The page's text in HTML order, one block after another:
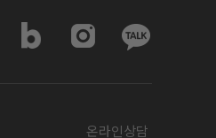
온라인상담